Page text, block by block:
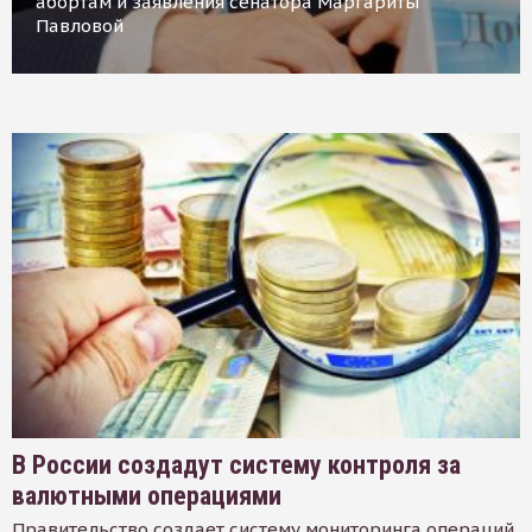
Павловой
В России создадут систему контроля за
валютными операциями